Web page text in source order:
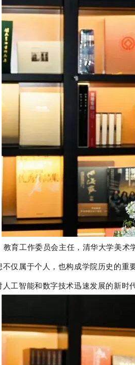
育工作委员会主任，清华大学美
仅属于个人，也构成学院历史的
工智能和数字技术迅速发展的新时